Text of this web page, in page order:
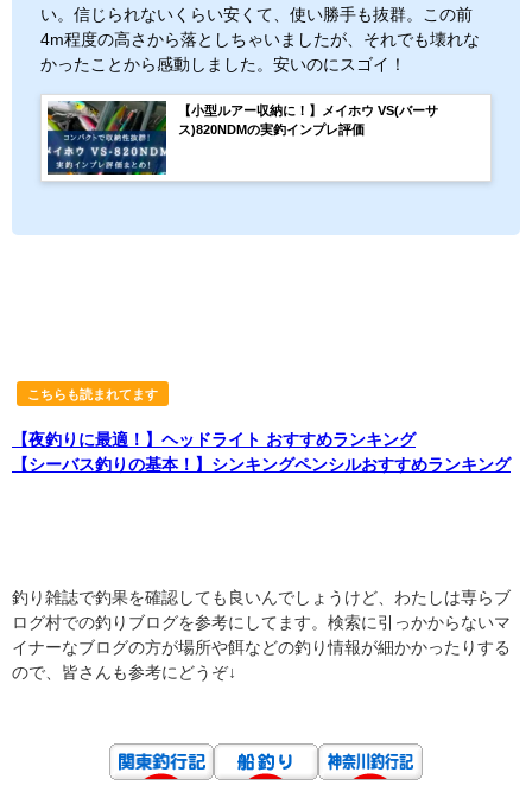
い。信じられないくらい安くて、使い勝手も抜群。この前
4m程度の高さから落としちゃいましたが、それでも壊れな
かったことから感動しました。安いのにスゴイ！
【小型ルアー収納に！】メイホウ VS(バーサ
ス)820NDMの実釣インプレ評価
こちらも読まれてます
【夜釣りに最適！】ヘッドライト おすすめランキング
【シーバス釣りの基本！】シンキングペンシルおすすめランキング
釣り雑誌で釣果を確認しても良いんでしょうけど、わたしは専らブ
ログ村での釣りブログを参考にしてます。検索に引っかからないマ
イナーなブログの方が場所や餌などの釣り情報が細かかったりする
ので、皆さんも参考にどうぞ↓